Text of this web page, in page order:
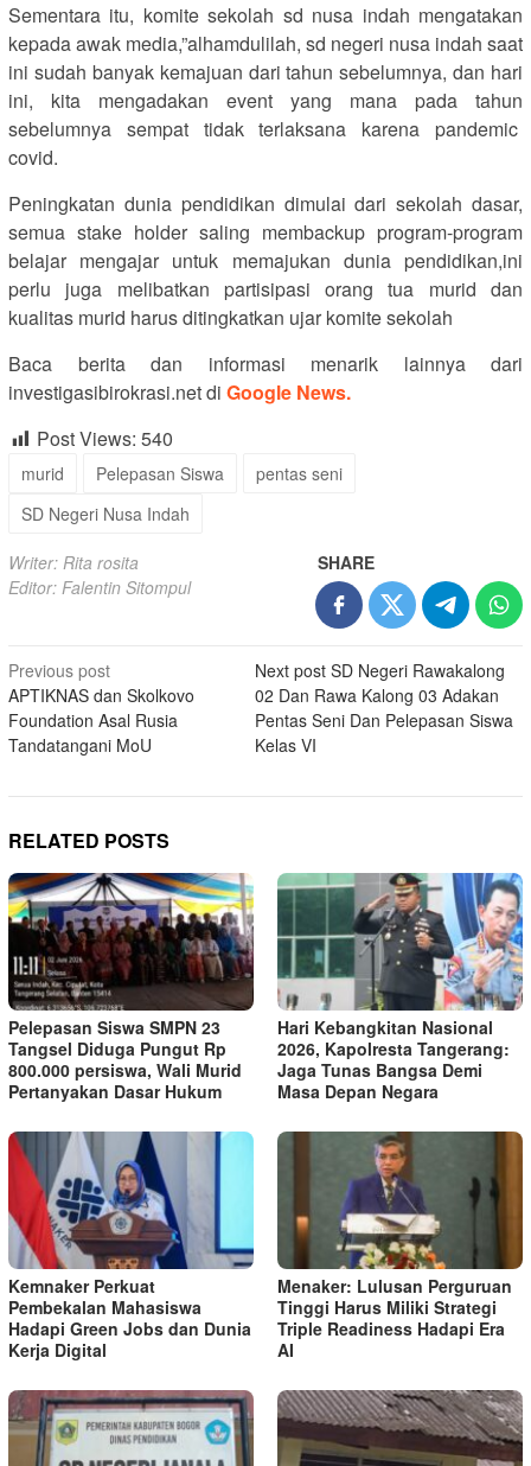
Sementara itu, komite sekolah sd nusa indah mengatakan
kepada awak media,”alhamdulilah, sd negeri nusa indah saat
ini sudah banyak kemajuan dari tahun sebelumnya, dan hari
ini, kita mengadakan event yang mana pada tahun
sebelumnya sempat tidak terlaksana karena pandemic
covid.
Peningkatan dunia pendidikan dimulai dari sekolah dasar,
semua stake holder saling membackup program-program
belajar mengajar untuk memajukan dunia pendidikan,ini
perlu juga melibatkan partisipasi orang tua murid dan
kualitas murid harus ditingkatkan ujar komite sekolah
Baca berita dan informasi menarik lainnya dari
investigasibirokrasi.net di Google News.
Post Views: 540
murid Pelepasan Siswa
pentas seni
SD Negeri Nusa Indah
Writer: Rita rosita
Editor: Falentin Sitompul
SHARE
Post
navigation
Previous post
APTIKNAS dan Skolkovo
Foundation Asal Rusia
Tandatangani MoU
Next post SD Negeri Rawakalong
02 Dan Rawa Kalong 03 Adakan
Pentas Seni Dan Pelepasan Siswa
Kelas VI
RELATED POSTS
Pelepasan Siswa SMPN 23
Tangsel Diduga Pungut Rp
800.000 persiswa, Wali Murid
Pertanyakan Dasar Hukum
Hari Kebangkitan Nasional
2026, Kapolresta Tangerang:
Jaga Tunas Bangsa Demi
Masa Depan Negara
Kemnaker Perkuat
Pembekalan Mahasiswa
Hadapi Green Jobs dan Dunia
Kerja Digital
Menaker: Lulusan Perguruan
Tinggi Harus Miliki Strategi
Triple Readiness Hadapi Era
AI